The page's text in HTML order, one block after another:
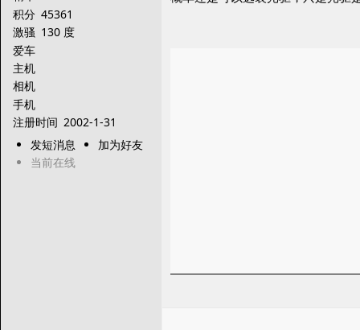
积分 45361
激骚 130 度
爱车
主机
相机
手机
注册时间 2002-1-31
发短消息
加为好友
当前在线